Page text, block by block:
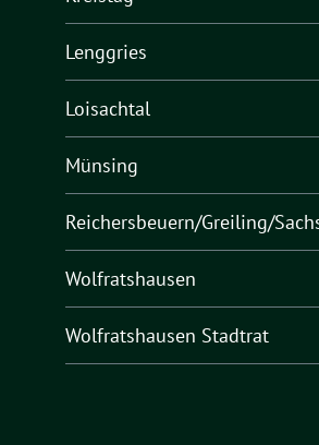
Lenggries
Loisachtal
Münsing
Reichersbeuern/Greiling/
Wolfratshausen
Wolfratshausen Stadtrat